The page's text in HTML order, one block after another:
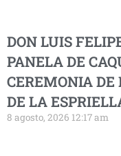
DON LUIS
PANELA DE
CEREMONIA DE
DE LA
8 agosto, 2026 12:17 am